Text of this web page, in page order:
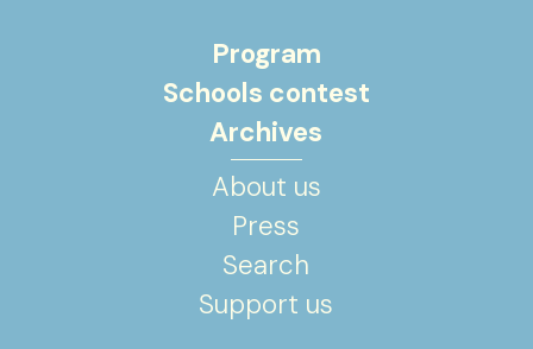
Program
Schools contest
Archives
About us
Press
Search
Support us